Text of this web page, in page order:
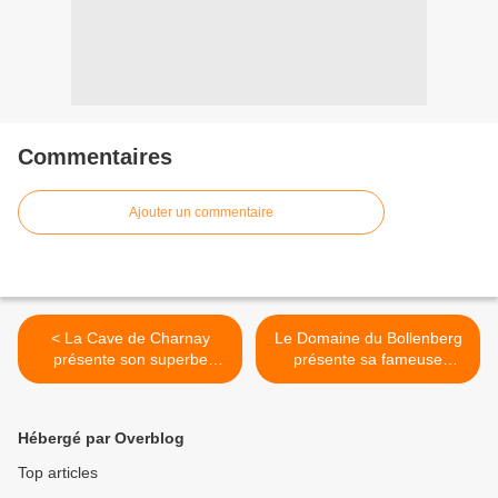
Commentaires
Ajouter un commentaire
< La Cave de Charnay
présente son superbe
Moulin à Vent 2017
Le Domaine du Bollenberg
présente sa fameuse
recette du Sandre à la
Hébergé par Overblog
Top articles